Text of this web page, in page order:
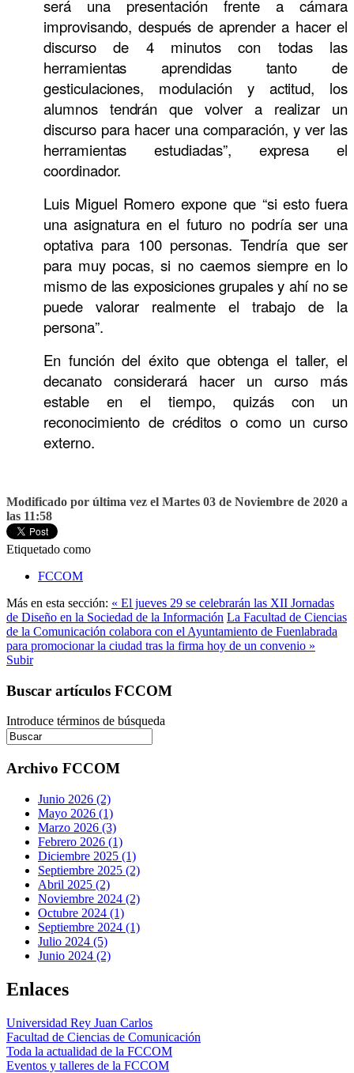
será una presentación frente a cámara
improvisando, después de aprender a hacer el
discurso de 4 minutos con todas las
herramientas aprendidas tanto de
gesticulaciones, modulación y actitud, los
alumnos tendrán que volver a realizar un
discurso para hacer una comparación, y ver las
herramientas estudiadas”, expresa el
coordinador.
Luis Miguel Romero expone que “si esto fuera
una asignatura en el futuro no podría ser una
optativa para 100 personas. Tendría que ser
para muy pocas, si no caemos siempre en lo
mismo de las exposiciones grupales y ahí no se
puede valorar realmente el trabajo de la
persona”.
En función del éxito que obtenga el taller, el
decanato considerará hacer un curso más
estable en el tiempo, quizás con un
reconocimiento de créditos o como un curso
externo.
Modificado por última vez el Martes 03 de Noviembre de 2020 a
las 11:58
Etiquetado como
FCCOM
Más en esta sección: « El jueves 29 se celebrarán las XII Jornadas
de Diseño en la Sociedad de la Información La Facultad de Ciencias
de la Comunicación colabora con el Ayuntamiento de Fuenlabrada
para promocionar la ciudad tras la firma hoy de un convenio »
Subir
Buscar artículos FCCOM
Introduce términos de búsqueda
Archivo FCCOM
Junio 2026 (2)
Mayo 2026 (1)
Marzo 2026 (3)
Febrero 2026 (1)
Diciembre 2025 (1)
Septiembre 2025 (2)
Abril 2025 (2)
Noviembre 2024 (2)
Octubre 2024 (1)
Septiembre 2024 (1)
Julio 2024 (5)
Junio 2024 (2)
Enlaces
Universidad Rey Juan Carlos
Facultad de Ciencias de Comunicación
Toda la actualidad de la FCCOM
Eventos y talleres de la FCCOM